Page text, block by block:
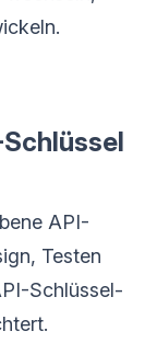
API-
Testen
Schlüssel-